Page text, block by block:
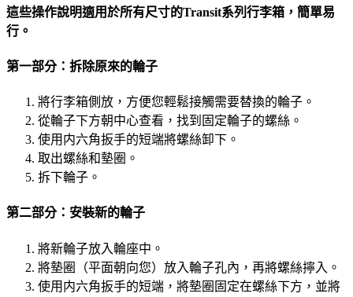
這些操作說明適用於所有尺寸的Transit系列行李箱，簡單易
行。
第一部分：拆除原來的輪子
將行李箱側放，方便您輕鬆接觸需要替換的輪子。
從輪子下方朝中心查看，找到固定輪子的螺絲。
使用内六角扳手的短端將螺絲卸下。
取出螺絲和墊圈。
拆下輪子。
第二部分：安裝新的輪子
將新輪子放入輪座中。
將墊圈（平面朝向您）放入輪子孔內，再將螺絲擰入。
使用内六角扳手的短端，將墊圈固定在螺絲下方，並將